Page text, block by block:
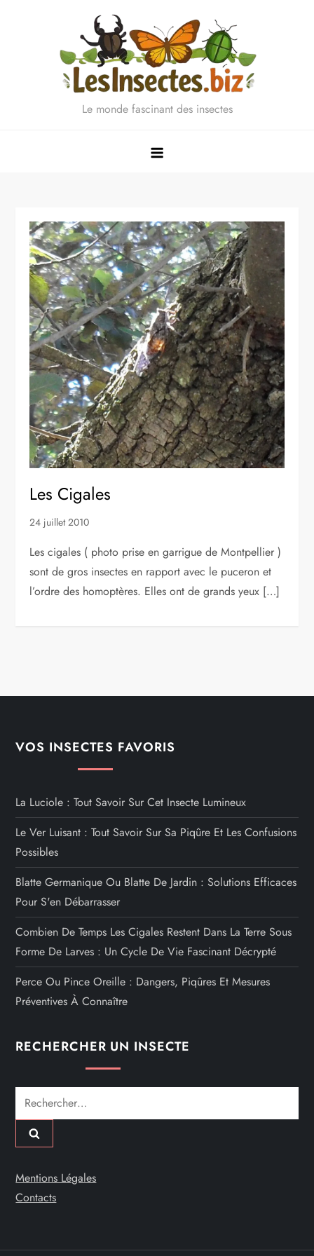
Le monde fascinant des insectes
Les Cigales
24 juillet 2010
Les cigales ( photo prise en garrigue de Montpellier )
sont de gros insectes en rapport avec le puceron et
l’ordre des homoptères. Elles ont de grands yeux […]
VOS INSECTES FAVORIS
La Luciole : Tout Savoir Sur Cet Insecte Lumineux
Le Ver Luisant : Tout Savoir Sur Sa Piqûre Et Les Confusions
Possibles
Blatte Germanique Ou Blatte De Jardin : Solutions Efficaces
Pour S'en Débarrasser
Combien De Temps Les Cigales Restent Dans La Terre Sous
Forme De Larves : Un Cycle De Vie Fascinant Décrypté
Perce Ou Pince Oreille : Dangers, Piqûres Et Mesures
Préventives À Connaître
RECHERCHER UN INSECTE
Rechercher :
Mentions Légales
Contacts